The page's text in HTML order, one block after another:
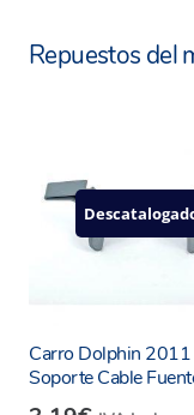
Repuestos del
Carro Dolphin 2011
Soporte Cable